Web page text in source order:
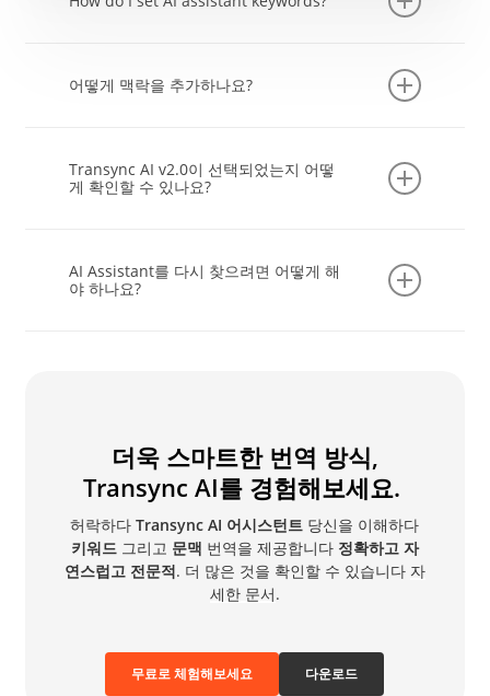
keywords회의 주제, 업계 용어, 비디오 주제 등 업
무 또는 주제와 관련된 키워드를 입력하세요. 키워드
어떻게 맥락을 추가하나요?
명하세요(예: "학술 회의 연설 통역" 또는 "국경 간
비즈니스 대화"). 맥락을 통해 AI는 어조, 청중의 수
Transync AI v2.0이 선택되었는지 어떻
게 확인할 수 있나요?
고 확인하십시오. Transync AI AI v2.0이 선택되었
습니다. 이 최신 버전은 실시간 번역, 문맥 이해 및
AI Assistant를 다시 찾으려면 어떻게 해
야 하나요?
더욱 스마트한 번역 방식,
Transync AI를 경험해보세요.
허락하다Transync AI 어시스턴트 당신을 이해하다
키워드그리고 문맥 번역을 제공합니다 정확하고 자
연스럽고 전문적. 더 많은 것을 확인할 수 있습니다 자
세한 문서.
무료로 체험해보세요 다운로드